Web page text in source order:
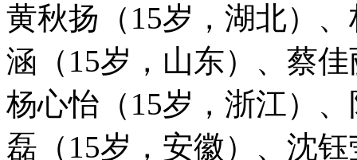
黄秋扬（15岁，湖北）
涵（15岁，山东）、蔡
杨心怡（15岁，浙江）
磊（15岁，安徽）、沈